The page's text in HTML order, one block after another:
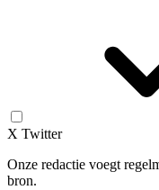
X Twitter
Onze redactie voegt
bron.